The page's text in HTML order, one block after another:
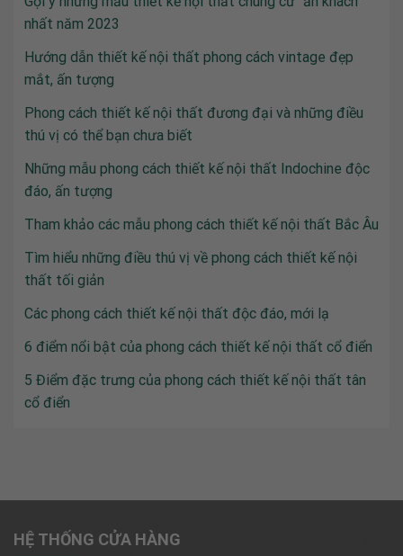
nhất năm 2023
Hướng dẫn thiết kế nội thất phong cách vintage đẹp
mắt, ấn tượng
Phong cách thiết kế nội thất đương đại và những điều
thú vị có thể bạn chưa biết
Những mẫu phong cách thiết kế nội thất Indochine độc
đáo, ấn tượng
Tham khảo các mẫu phong cách thiết kế nội thất Bắc Âu
Tìm hiểu những điều thú vị về phong cách thiết kế nội
thất tối giản
Các phong cách thiết kế nội thất độc đáo, mới lạ
6 điểm nổi bật của phong cách thiết kế nội thất cổ điển
5 Điểm đặc trưng của phong cách thiết kế nội thất tân
cổ điển
HỆ THỐNG CỬA HÀNG